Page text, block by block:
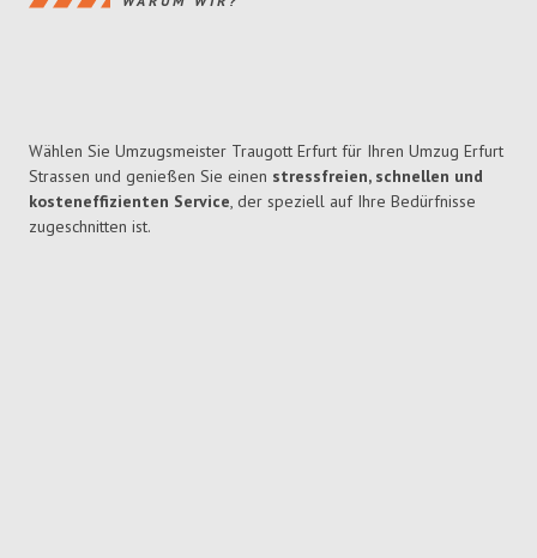
Wählen Sie Umzugsmeister Traugott Erfurt für Ihren Umzug Erfurt
Strassen und genießen Sie einen stressfreien, schnellen und
kosteneffizienten Service, der speziell auf Ihre Bedürfnisse
zugeschnitten ist.